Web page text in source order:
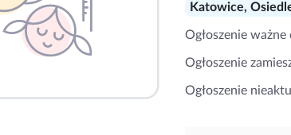
Katowice,
Ogłoszenie ważne
Ogłoszenie
Ogłoszenie